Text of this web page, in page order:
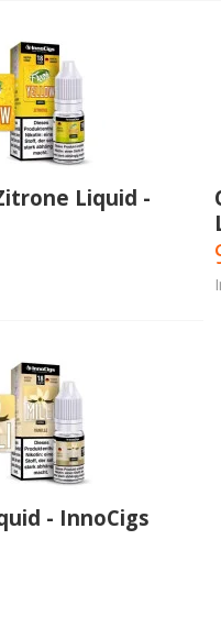
Liquid -
- InnoCigs